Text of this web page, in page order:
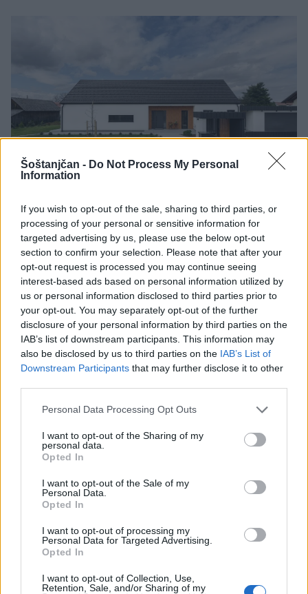
Šoštanjčan - Do Not Process My Personal
Information
If you wish to opt-out of the sale, sharing to third parties, or
processing of your personal or sensitive information for
targeted advertising by us, please use the below opt-out
section to confirm your selection. Please note that after your
opt-out request is processed you may continue seeing
interest-based ads based on personal information utilized by
us or personal information disclosed to third parties prior to
your opt-out. You may separately opt-out of the further
disclosure of your personal information by third parties on the
IAB’s list of downstream participants. This information may
also be disclosed by us to third parties on the IAB’s List of
Downstream Participants that may further disclose it to other
Personal Data Processing Opt Outs
I want to opt-out of the Sharing of my
personal data.
Opted In
I want to opt-out of the Sale of my
Personal Data.
Opted In
I want to opt-out of processing my
Personal Data for Targeted Advertising.
Opted In
I want to opt-out of Collection, Use,
Retention, Sale, and/or Sharing of my
Estetika in arhitekturna skladnost
Višina ograje mora biti usklajena z arhitekturo
objekta. Nizka moderna hiša z ravno streho in
minimalistično fasado se pogosto bolje ujema z
ravno, horizontalno zasnovano ograjo srednje
Previsoka ograja lahko na manjšem zemljišču
ustvari občutek utesnjenosti in vizualno zmanjša
prostor. Nasprotno pa prenizka ograja ob prometni
cesti ne bo zagotavljala zadostne zasebnosti.
Pri izbiri je smiselno razmišljati
dolgoročno – ograja ni začasna rešitev,